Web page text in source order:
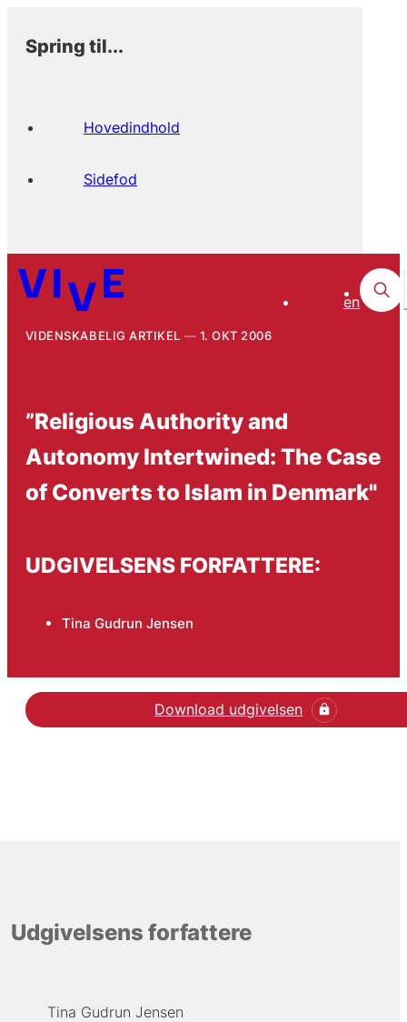
Spring til...
Hovedindhold
Sidefod
en
VIDENSKABELIG ARTIKEL 1. OKT 2006
”Religious Authority and
Autonomy Intertwined: The Case
of Converts to Islam in Denmark"
UDGIVELSENS FORFATTERE:
Tina Gudrun Jensen
Download udgivelsen
Udgivelsens forfattere
Tina Gudrun Jensen